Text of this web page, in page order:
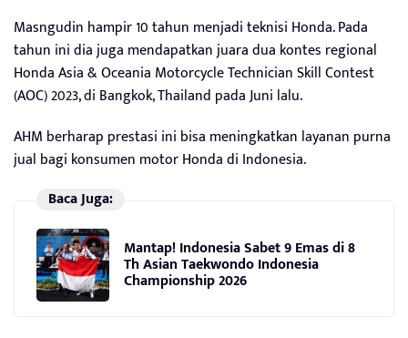
Masngudin hampir 10 tahun menjadi teknisi Honda. Pada
tahun ini dia juga mendapatkan juara dua kontes regional
Honda Asia & Oceania Motorcycle Technician Skill Contest
(AOC) 2023, di Bangkok, Thailand pada Juni lalu.
AHM berharap prestasi ini bisa meningkatkan layanan purna
jual bagi konsumen motor Honda di Indonesia.
Baca Juga:
Mantap! Indonesia Sabet 9 Emas di 8
Th Asian Taekwondo Indonesia
Championship 2026